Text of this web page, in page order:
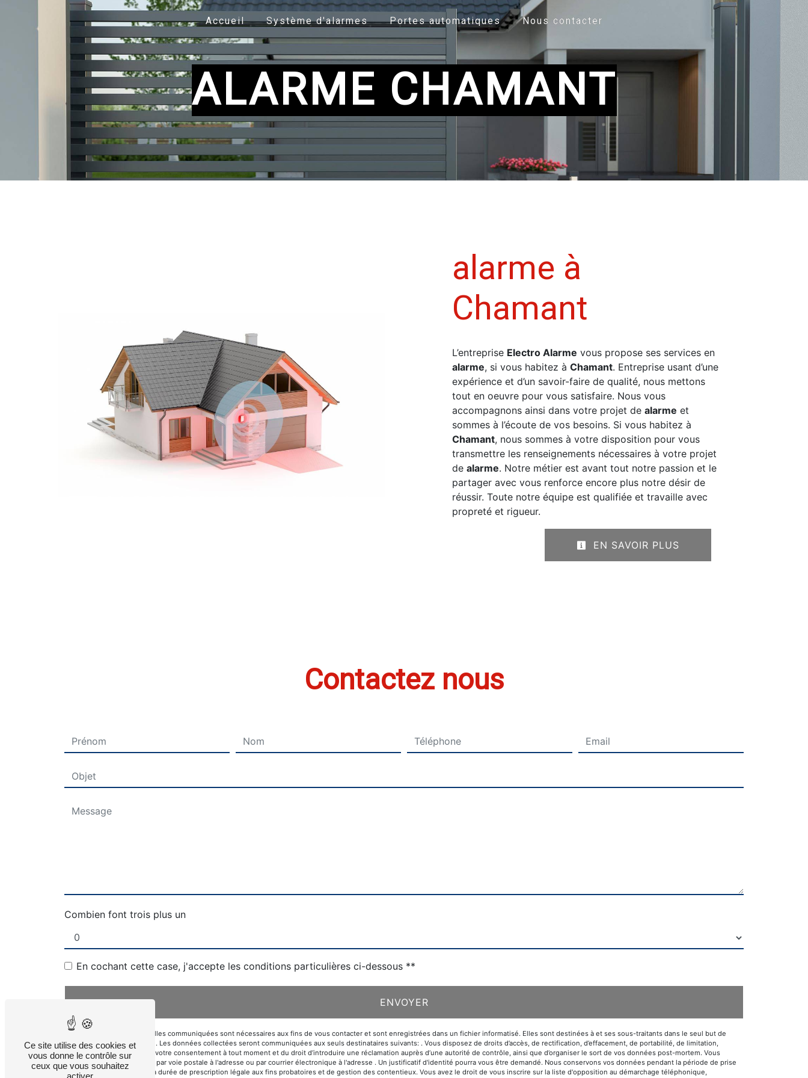
Accueil Système d'alarmes Portes automatiques Nous contacter
ALARME CHAMANT
alarme à
Chamant
L’entreprise Electro Alarme vous propose ses services en
alarme, si vous habitez à Chamant. Entreprise usant d’une
expérience et d’un savoir-faire de qualité, nous mettons
tout en oeuvre pour vous satisfaire. Nous vous
accompagnons ainsi dans votre projet de alarme et
sommes à l’écoute de vos besoins. Si vous habitez à
Chamant, nous sommes à votre disposition pour vous
transmettre les renseignements nécessaires à votre projet
de alarme. Notre métier est avant tout notre passion et le
partager avec vous renforce encore plus notre désir de
réussir. Toute notre équipe est qualifiée et travaille avec
propreté et rigueur.
EN SAVOIR PLUS
Contactez nous
Combien font trois plus un
En cochant cette case, j'accepte les conditions particulières ci-dessous **
ENVOYER
** Les données personnelles communiquées sont nécessaires aux fins de vous contacter et sont enregistrées dans un fichier informatisé. Elles sont destinées à et ses sous-traitants dans le seul but de
répondre à votre message. Les données collectées seront communiquées aux seuls destinataires suivants: . Vous disposez de droits d’accès, de rectification, d’effacement, de portabilité, de limitation,
d’opposition, de retrait de votre consentement à tout moment et du droit d’introduire une réclamation auprès d’une autorité de contrôle, ainsi que d’organiser le sort de vos données post-mortem. Vous
pouvez exercer ces droits par voie postale à l'adresse ou par courrier électronique à l'adresse . Un justificatif d'identité pourra vous être demandé. Nous conservons vos données pendant la période de prise
de contact puis pendant la durée de prescription légale aux fins probatoires et de gestion des contentieux. Vous avez le droit de vous inscrire sur la liste d'opposition au démarchage téléphonique,
Panneau de gestion des cookies
Ce site utilise des cookies et
vous donne le contrôle sur
ceux que vous souhaitez
activer